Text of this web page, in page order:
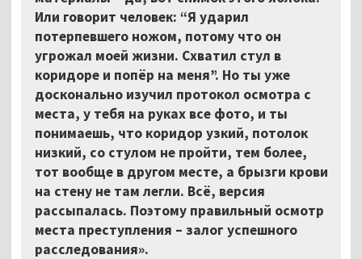
Или говорит человек: “Я ударил
потерпевшего ножом, потому что он
угрожал моей жизни. Схватил стул в
коридоре и попёр на меня”. Но ты уже
досконально изучил протокол осмотра с
места, у тебя на руках все фото, и ты
понимаешь, что коридор узкий, потолок
низкий, со стулом не пройти, тем более,
тот вообще в другом месте, а брызги крови
на стену не там легли. Всё, версия
рассыпалась. Поэтому правильный осмотр
места преступления – залог успешного
расследования».